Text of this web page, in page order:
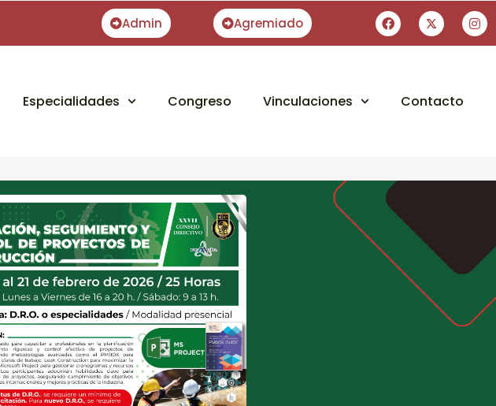
Admin Agremiado
Especialidades Congreso Vinculaciones Contacto